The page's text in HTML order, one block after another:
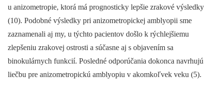
u anizometropie, ktorá má prognosticky lepšie zrakové výsledky
(10). Podobné výsledky pri anizometropickej amblyopii sme
zaznamenali aj my, u týchto pacientov došlo k rýchlejšiemu
zlepšeniu zrakovej ostrosti a súčasne aj s objavením sa
binokulárnych funkcií. Posledné odporúčania dokonca navrhujú
liečbu pre anizometropickú amblyopiu v akomkoľvek veku (5).